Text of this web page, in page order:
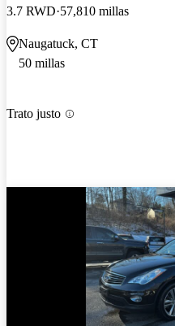
3.7 RWD 57,810 millas
Naugatuck, CT
50 millas
Trato justo